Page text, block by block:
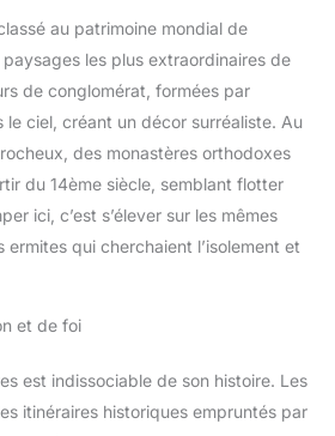
au patrimoine mondial de
paysages les plus extraordinaires de
de conglomérat, formées par
le ciel, créant un décor surréaliste. Au
des monastères orthodoxes
du 14ème siècle, semblant flotter
ici, c’est s’élever sur les mêmes
ermites qui cherchaient l’isolement et
et de foi
est indissociable de son histoire. Les
itinéraires historiques empruntés par